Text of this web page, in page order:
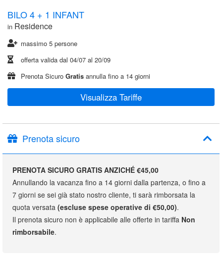
BILO 4 + 1 INFANT
in Residence
massimo 5 persone
offerta valida dal 04/07 al 20/09
Prenota Sicuro Gratis annulla fino a 14 giorni
Visualizza Tariffe
Prenota sicuro
PRENOTA SICURO GRATIS ANZICHÉ €45,00
Annullando la vacanza fino a 14 giorni dalla partenza, o fino a
7 giorni se sei già stato nostro cliente, ti sarà rimborsata la
quota versata (escluse spese operative di €50,00).
Il prenota sicuro non è applicabile alle offerte in tariffa Non
rimborsabile.